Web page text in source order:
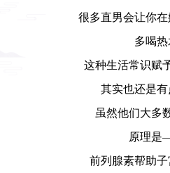
很多直男会让你
多喝热
这种生活常识赋
其实也还是
虽然他们大多
原理
前列腺素帮助子